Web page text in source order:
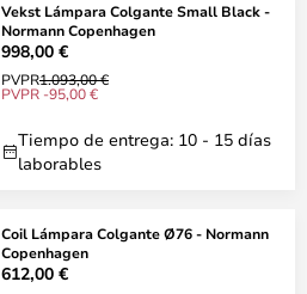
Vekst Lámpara Colgante Small Black -
Normann Copenhagen
998,00 €
PVPR1.093,00 €
PVPR -95,00 €
Tiempo de entrega: 10 - 15 días
laborables
Coil Lámpara Colgante Ø76 - Normann
Copenhagen
612,00 €